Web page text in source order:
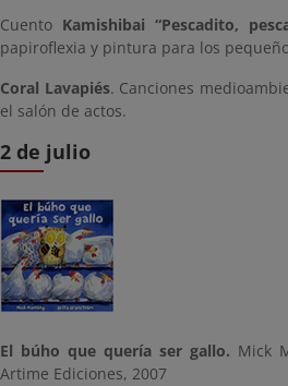
Cuento Kamishibai “Pescadito,
papiroflexia y pintura para los
Coral Lavapiés. Canciones
el salón de actos.
2 de julio
El búho que quería ser gallo. Mick
Artime Ediciones, 2007